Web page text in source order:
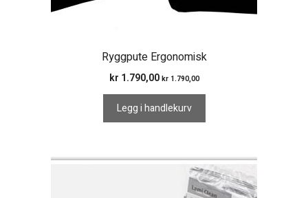
Ryggpute Ergonomisk
kr 1.790,00 kr1.790,00
Legg i handlekurv